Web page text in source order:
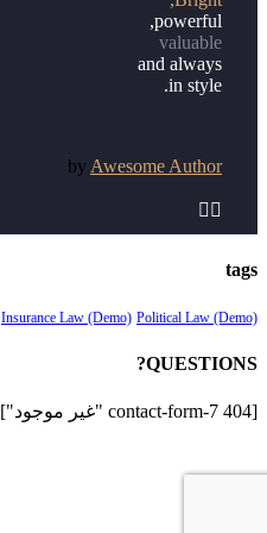
powerful,
valuable
and always
in style.
by Awesome Author
 
tags
Insurance Law (Demo) Political Law (Demo)
QUESTIONS?
[contact-form-7 404 "غير موجود"]